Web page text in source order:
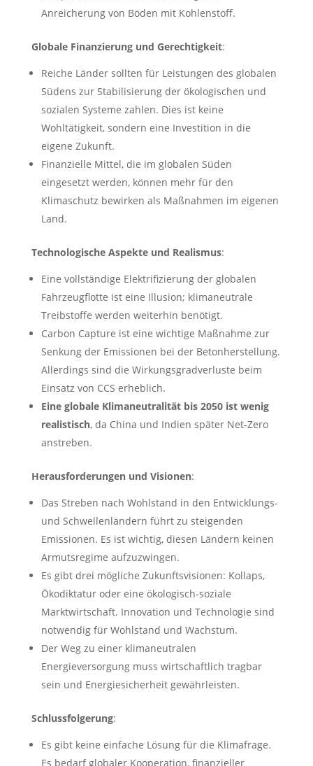
Anreicherung von Böden mit Kohlenstoff.
Globale Finanzierung und Gerechtigkeit:
Reiche Länder sollten für Leistungen des globalen
Südens zur Stabilisierung der ökologischen und
sozialen Systeme zahlen. Dies ist keine
Wohltätigkeit, sondern eine Investition in die
eigene Zukunft.
Finanzielle Mittel, die im globalen Süden
eingesetzt werden, können mehr für den
Klimaschutz bewirken als Maßnahmen im eigenen
Land.
Technologische Aspekte und Realismus:
Eine vollständige Elektrifizierung der globalen
Fahrzeugflotte ist eine Illusion; klimaneutrale
Treibstoffe werden weiterhin benötigt.
Carbon Capture ist eine wichtige Maßnahme zur
Senkung der Emissionen bei der Betonherstellung.
Allerdings sind die Wirkungsgradverluste beim
Einsatz von CCS erheblich.
Eine globale Klimaneutralität bis 2050 ist wenig
realistisch, da China und Indien später Net-Zero
anstreben.
Herausforderungen und Visionen:
Das Streben nach Wohlstand in den Entwicklungs-
und Schwellenländern führt zu steigenden
Emissionen. Es ist wichtig, diesen Ländern keinen
Armutsregime aufzuzwingen.
Es gibt drei mögliche Zukunftsvisionen: Kollaps,
Ökodiktatur oder eine ökologisch-soziale
Marktwirtschaft. Innovation und Technologie sind
notwendig für Wohlstand und Wachstum.
Der Weg zu einer klimaneutralen
Energieversorgung muss wirtschaftlich tragbar
sein und Energiesicherheit gewährleisten.
Schlussfolgerung:
Es gibt keine einfache Lösung für die Klimafrage.
Es bedarf globaler Kooperation, finanzieller